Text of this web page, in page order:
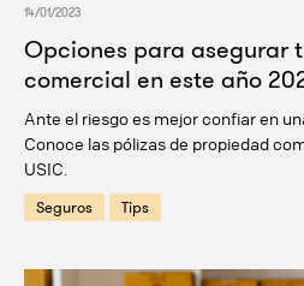
Opciones para asegurar
comercial en este año
14/01/2023
Ante el riesgo es mejor confiar en
Conoce las pólizas de propiedad
USIC.
Seguros Tips